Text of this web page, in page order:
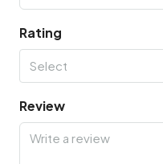
Rating
Select
Review